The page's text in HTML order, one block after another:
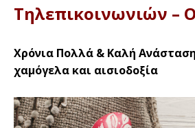
Τηλεπικοινωνιών –
Χρόνια Πολλά & Καλή
χαμόγελα και αισιοδοξία